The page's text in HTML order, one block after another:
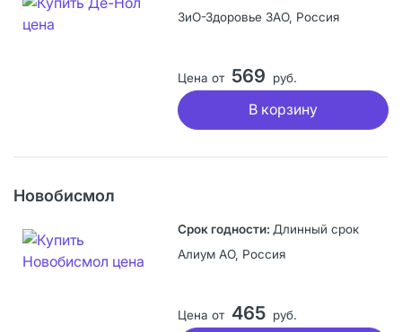
ЗиО-Здоровье ЗАО, Россия
Цена от 569 руб.
В корзину
Новобисмол
Длинный срок
Алиум АО, Россия
Цена от 465 руб.